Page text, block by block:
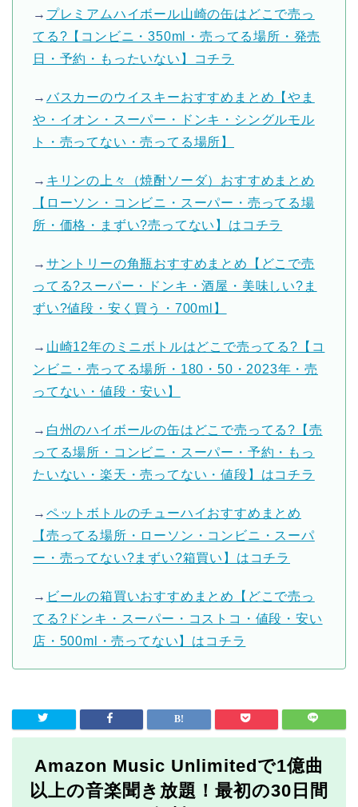
→ プレミアムハイボール山崎の缶はどこで売っ
てる?【コンビニ・350ml・売ってる場所・発売
日・予約・もったいない】コチラ
→ バスカーのウイスキーおすすめまとめ【やま
や・イオン・スーパー・ドンキ・シングルモル
ト・売ってない・売ってる場所】
→ キリンの上々（焼酎ソーダ）おすすめまとめ
【ローソン・コンビニ・スーパー・売ってる場
所・価格・まずい?売ってない】はコチラ
→ サントリーの角瓶おすすめまとめ【どこで売
ってる?スーパー・ドンキ・酒屋・美味しい?ま
ずい?値段・安く買う・700ml】
→ 山崎12年のミニボトルはどこで売ってる?【コ
ンビニ・売ってる場所・180・50・2023年・売
ってない・値段・安い】
→ 白州のハイボールの缶はどこで売ってる?【売
ってる場所・コンビニ・スーパー・予約・もっ
たいない・楽天・売ってない・値段】はコチラ
→ ペットボトルのチューハイおすすめまとめ
【売ってる場所・ローソン・コンビニ・スーパ
ー・売ってない?まずい?箱買い】はコチラ
→ ビールの箱買いおすすめまとめ【どこで売っ
てる?ドンキ・スーパー・コストコ・値段・安い
店・500ml・売ってない】はコチラ
Amazon Music Unlimitedで1億曲
以上の音楽聞き放題！最初の30日間